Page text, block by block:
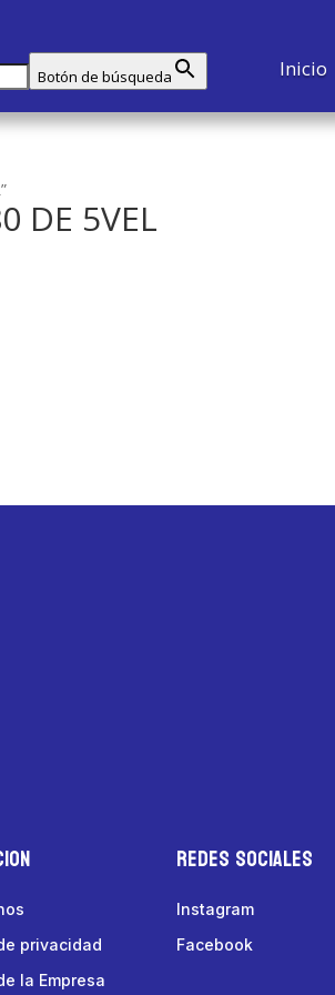
Botón de búsqueda Inicio
DE 5VEL
privacidad
la Empresa
Redes Sociales
Instagram
Facebook